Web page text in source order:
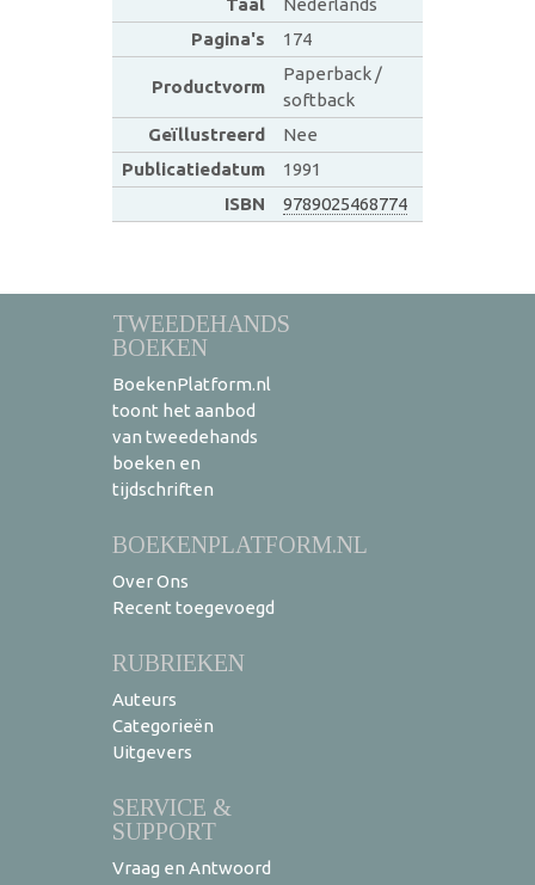
Pagina's
174
Productvorm
Paperback /
softback
Geïllustreerd
Nee
Publicatiedatum
1991
ISBN
9789025468774
TWEEDEHANDS
BOEKEN
BoekenPlatform.nl
toont het aanbod
van tweedehands
boeken en
tijdschriften
BOEKENPLATFORM.NL
Over Ons
Recent toegevoegd
RUBRIEKEN
Auteurs
Categorieën
Uitgevers
SERVICE &
SUPPORT
Vraag en Antwoord